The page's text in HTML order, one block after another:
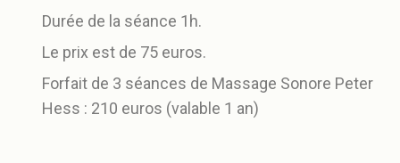
Durée de la séance 1h.
Le prix est de 75 euros.
Forfait de 3 séances de Massage Sonore Peter
Hess : 210 euros (valable 1 an)